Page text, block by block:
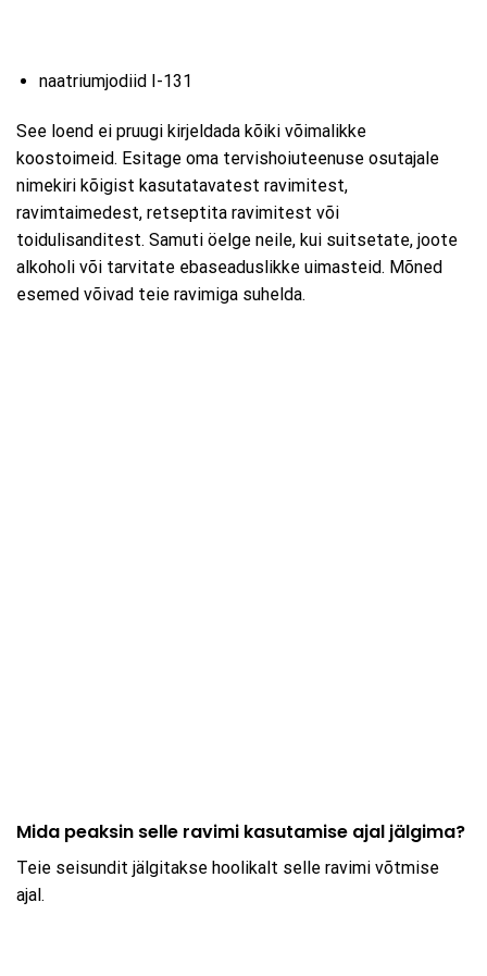
naatriumjodiid I-131
See loend ei pruugi kirjeldada kõiki võimalikke
koostoimeid. Esitage oma tervishoiuteenuse osutajale
nimekiri kõigist kasutatavatest ravimitest,
ravimtaimedest, retseptita ravimitest või
toidulisanditest. Samuti öelge neile, kui suitsetate, joote
alkoholi või tarvitate ebaseaduslikke uimasteid. Mõned
esemed võivad teie ravimiga suhelda.
Mida peaksin selle ravimi kasutamise ajal jälgima?
Teie seisundit jälgitakse hoolikalt selle ravimi võtmise
ajal.